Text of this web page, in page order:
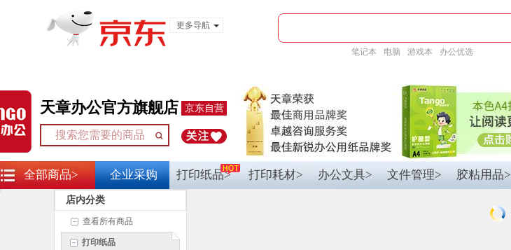
更多导航
笔记本 电脑 游戏本 办公优选
天章办公官方旗舰店 京东自营
打印纸品> 办公文具> 胶粘用品>
文件管理>
全部商品> 企业采购 打印耗材>
店内分类
查看所有商品
打印纸品